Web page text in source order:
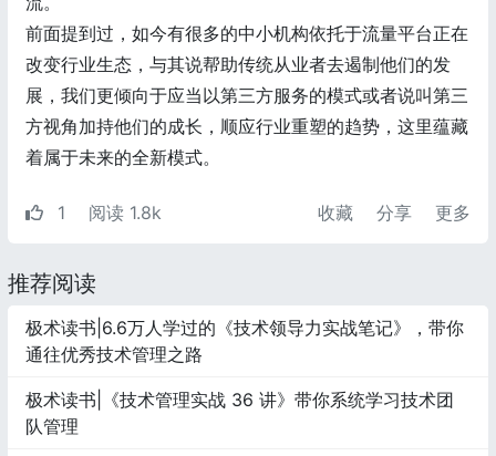
前面提到过，如今有很多的中小机构依托于流量平台正在
改变行业生态，与其说帮助传统从业者去遏制他们的发
展，我们更倾向于应当以第三方服务的模式或者说叫第三
方视角加持他们的成长，顺应行业重塑的趋势，这里蕴藏
着属于未来的全新模式。
1 阅读 1.8k 收藏 分享 更多
推荐阅读
极术读书|6.6万人学过的《技术领导力实战笔记》，带你
通往优秀技术管理之路
极术读书|《技术管理实战 36 讲》带你系统学习技术团
队管理